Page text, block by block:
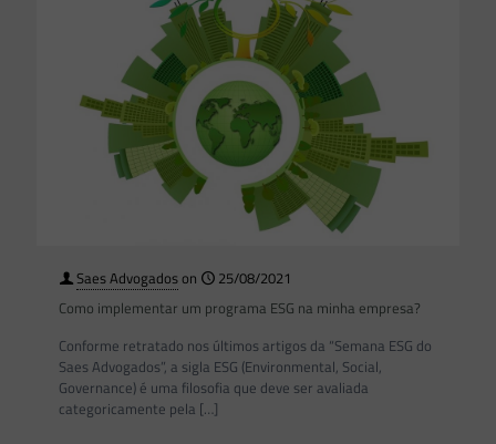
Saes Advogadoson
25/08/2021
Como implementar um programa ESG na minha empresa?
Conforme retratado nos últimos artigos da “Semana ESG do
Saes Advogados”, a sigla ESG (Environmental, Social,
Governance) é uma filosofia que deve ser avaliada
categoricamente pela […]